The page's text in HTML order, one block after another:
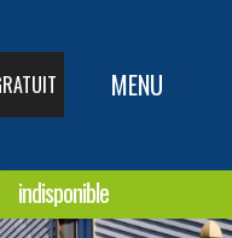
MENU
indisponible